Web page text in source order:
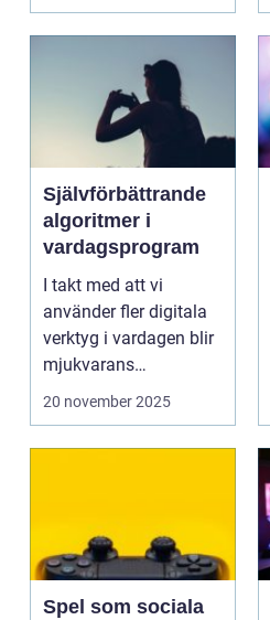
Självförbättrande
algoritmer i
vardagsprogram
I takt med att vi
använder fler digitala
verktyg i vardagen blir
mjukvarans
anpassningsför...
20 november 2025
Spel som sociala